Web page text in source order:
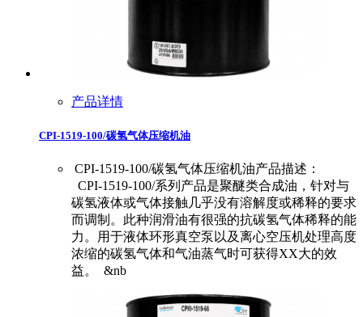
产品详情
CPI-1519-100/碳氢气体压缩机油
CPI-1519-100/碳氢气体压缩机油产品描述：
CPI-1519-100/系列产品是聚醚类合成油，针对与
碳氢液体或气体接触几乎没有溶解度或稀释的要求
而调制。此种润滑油有很强的抗碳氢气体稀释的能
力。用于液体环形真空泵以及离心空压机处理高度
浓缩的碳氢气体和气油蒸气时可获得XX大的效
益。 &nb